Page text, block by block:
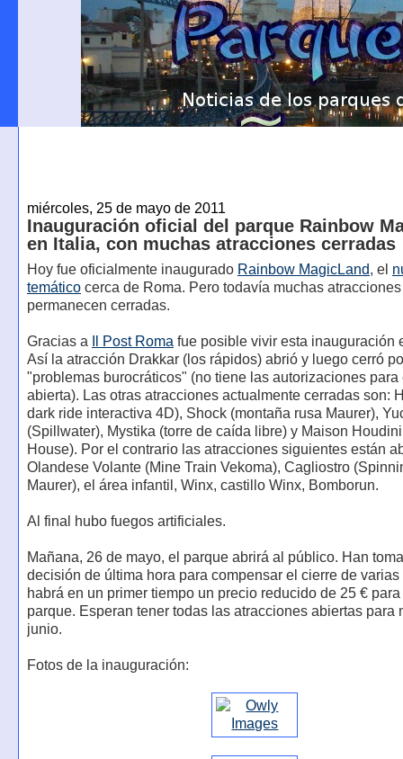
miércoles, 25 de mayo de 2011
Inauguración oficial del parque Rainbow
en Italia, con muchas atracciones cerradas
Hoy fue oficialmente inaugurado Rainbow MagicLand, el
temáticocerca de Roma. Pero todavía muchas atracciones
permanecen cerradas.
Gracias a Il Post Roma fue posible vivir esta inauguración
Así la atracción Drakkar (los rápidos) abrió y luego cerró
"problemas burocráticos" (no tiene las autorizaciones para
abierta). Las otras atracciones actualmente cerradas son:
dark ride interactiva 4D), Shock (montaña rusa Maurer),
(Spillwater), Mystika (torre de caída libre) y Maison
House). Por el contrario las atracciones siguientes están
Olandese Volante (Mine Train Vekoma), Cagliostro
Maurer), el área infantil, Winx, castillo Winx, Bomborun.
Al final hubo fuegos artificiales.
Mañana, 26 de mayo, el parque abrirá al público. Han
decisión de última hora para compensar el cierre de
habrá en un primer tiempo un precio reducido de 25 €
parque. Esperan tener todas las atracciones abiertas para
junio.
Fotos de la inauguración: